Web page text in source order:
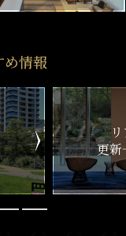
情報
新